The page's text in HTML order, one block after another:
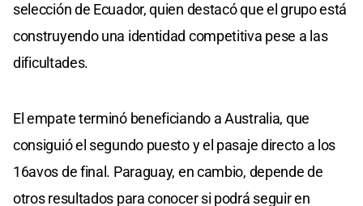
selección de Ecuador, quien destacó que el grupo está
construyendo una identidad competitiva pese a las
dificultades.
El empate terminó beneficiando a Australia, que
consiguió el segundo puesto y el pasaje directo a los
16avos de final. Paraguay, en cambio, depende de
otros resultados para conocer si podrá seguir en